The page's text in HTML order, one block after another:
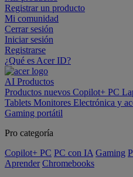
Registrar un producto
Mi comunidad
Cerrar sesión
Iniciar sesión
Registrarse
¿Qué es Acer ID?
AI Productos
Productos nuevos Copilot+ PC
Tablets Monitores Electrónica y
Gaming portátil
Pro categoría
Copilot+ PC PC con IA Gaming
Aprender Chromebooks